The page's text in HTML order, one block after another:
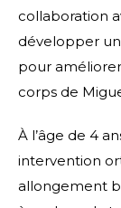
collaboration
développer
pour
corps de
À l’âge de 4
intervention
allongement